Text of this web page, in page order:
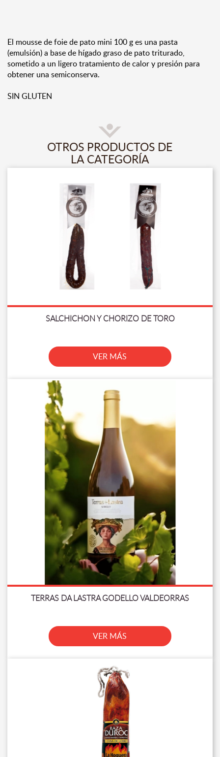
El mousse de foie de pato mini 100 g es una pasta
(emulsión) a base de hígado graso de pato triturado,
sometido a un ligero tratamiento de calor y presión para
obtener una semiconserva.
SIN GLUTEN
OTROS PRODUCTOS DE
LA CATEGORÍA
SALCHICHON Y CHORIZO DE TORO
VER MÁS
TERRAS DA LASTRA GODELLO VALDEORRAS
VER MÁS